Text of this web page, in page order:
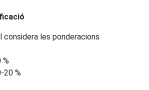
considera les ponderacions
%
20 %